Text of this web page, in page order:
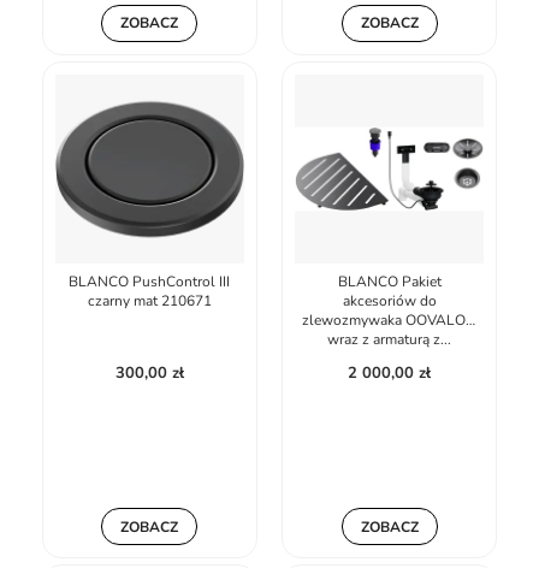
ZOBACZ ZOBACZ
BLANCO PushControl III
czarny mat 210671
300,00 zł
ZOBACZ
BLANCO Pakiet
akcesoriów do
zlewozmywaka OOVALON
wraz z armaturą z...
2 000,00 zł
ZOBACZ